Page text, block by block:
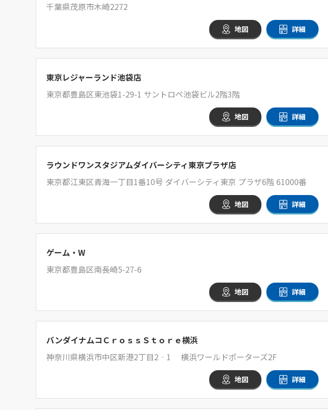
千葉県茂原市木崎2272
地図 詳細
東京レジャーランド池袋店
東京都豊島区東池袋1-29-1 サントロペ池袋ビル2階3階
地図 詳細
ラウンドワンスタジアムダイバーシティ東京プラザ店
東京都江東区青海一丁目1番10号 ダイバーシティ東京 プラザ6階 61000番
地図 詳細
ゲーム・W
東京都豊島区南長崎5-27-6
地図 詳細
バンダイナムコＣｒｏｓｓＳｔｏｒｅ横浜
神奈川県横浜市中区新港2丁目2‐1 横浜ワールドポーターズ2F
地図 詳細